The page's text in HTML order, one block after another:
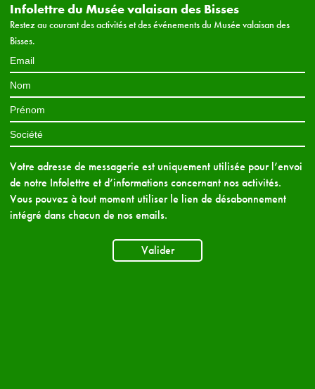
Infolettre du Musée valaisan des Bisses
Restez au courant des activités et des événements du Musée valaisan des
Bisses.
Votre adresse de messagerie est uniquement utilisée pour l’envoi
de notre Infolettre et d’informations concernant nos activités.
Vous pouvez à tout moment utiliser le lien de désabonnement
intégré dans chacun de nos emails.